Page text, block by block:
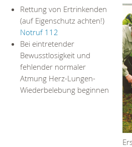
Rettung von Ertrinkenden
(auf Eigenschutz achten!)
Notruf 112
Bei eintretender
Bewusstlosigkeit und
fehlender normaler
Atmung Herz-Lungen-
Wiederbelebung beginnen